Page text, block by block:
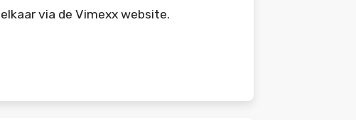
elkaar via de Vimexx website.